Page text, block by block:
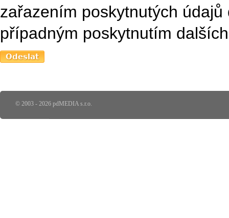
zařazením poskytnutých
případným poskytnutím
© 2003 - 2026 pdMEDIA s.r.o.